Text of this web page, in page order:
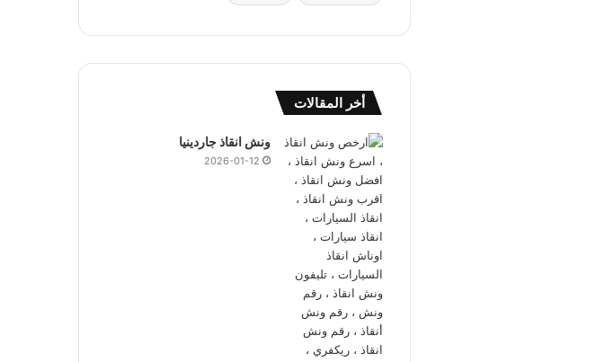
أخر المقالات
ونش انقاذ جاردينيا
2026-01-12